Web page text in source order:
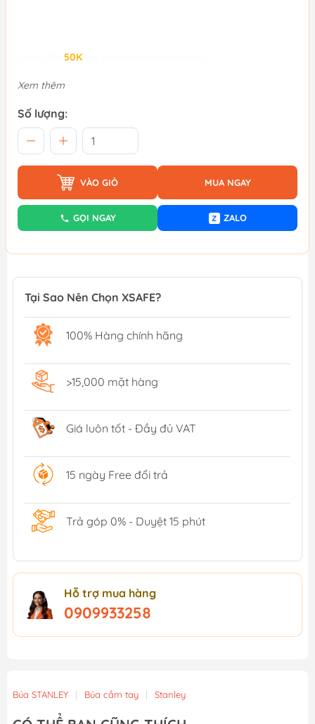
50K
Xem thêm
Số lượng:
VÀO GIỎ MUA NGAY
GỌI NGAY Z ZALO
Tại Sao Nên Chọn XSAFE?
100% Hàng chính hãng
>15,000 mặt hàng
Giá luôn tốt - Đầy đủ VAT
15 ngày Free đổi trả
Trả góp 0% - Duyệt 15 phút
Hỗ trợ mua hàng
0909933258
Búa STANLEY | Búa cầm tay | Stanley